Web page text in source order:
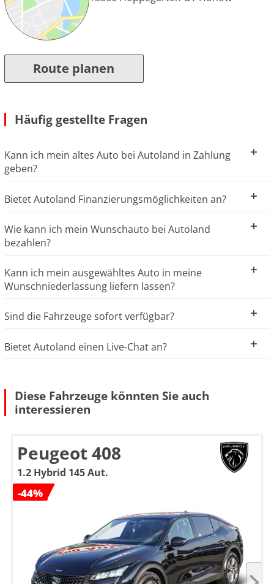
Route planen
Häufig gestellte Fragen
Kann ich mein altes Auto bei Autoland in Zahlung
geben?
Bietet Autoland Finanzierungsmöglichkeiten an?
Wie kann ich mein Wunschauto bei Autoland
bezahlen?
Kann ich mein ausgewähltes Auto in meine
Wunschniederlassung liefern lassen?
Sind die Fahrzeuge sofort verfügbar?
Bietet Autoland einen Live-Chat an?
Diese Fahrzeuge könnten Sie auch
interessieren
Peugeot 408
1.2 Hybrid 145 Aut.
-44%